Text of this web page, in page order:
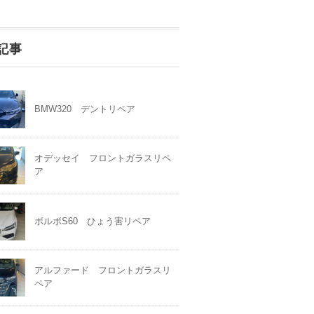
事
BMW320 デントリペア
オデッセイ フロントガラスリペ
ア
ボルボS60 ひょう害リペア
アルファード フロントガラスリ
ペア